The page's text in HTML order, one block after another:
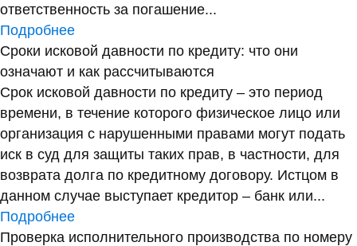
ответственность за погашение...
Подробнее
Сроки исковой давности по кредиту: что они
означают и как рассчитываются
Срок исковой давности по кредиту – это период
времени, в течение которого физическое лицо или
организация с нарушенными правами могут подать
иск в суд для защиты таких прав, в частности, для
возврата долга по кредитному договору. Истцом в
данном случае выступает кредитор – банк или...
Подробнее
Проверка исполнительного производства по номеру